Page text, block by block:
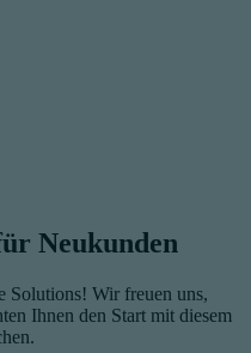
Neukunden
Wir freuen uns,
Ihnen den Start mit diesem